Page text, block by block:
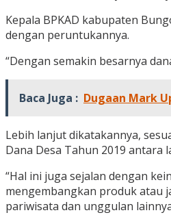
Kepala BPKAD kabupaten
dengan peruntukannya.
“Dengan semakin besarnya
Baca Juga : Dugaan Mark
Lebih lanjut dikatakannya,
Dana Desa Tahun 2019 antara
“Hal ini juga sejalan dengan
mengembangkan produk atau
pariwisata dan unggulan